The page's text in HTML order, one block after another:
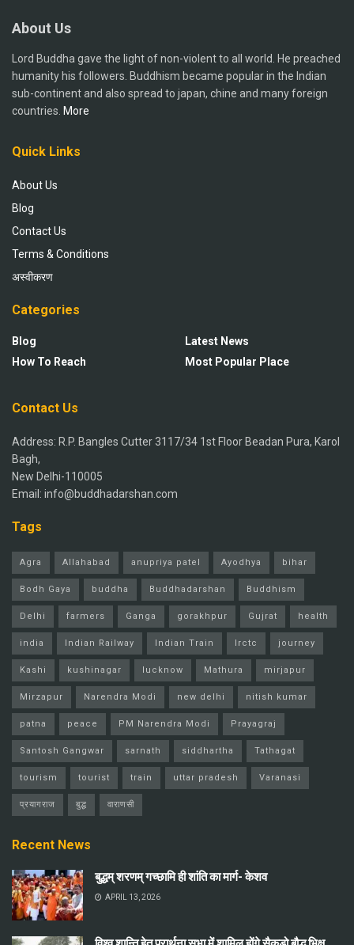
About Us
Lord Buddha gave the light of non-violent to all world. He preached
humanity his followers. Buddhism became popular in the Indian
sub-continent and also spread to japan, chine and many foreign
countries. More
Quick Links
About Us
Blog
Contact Us
Terms & Conditions
अस्वीकरण
Categories
Blog
How To Reach
Latest News
Most Popular Place
Contact Us
Address: R.P. Bangles Cutter 3117/34 1st Floor Beadan Pura, Karol
Bagh,
New Delhi-110005
Email: info@buddhadarshan.com
Tags
Agra Allahabad anupriya patel Ayodhya bihar
Bodh Gaya buddha Buddhadarshan Buddhism
Delhi farmers Ganga gorakhpur Gujrat health
india Indian Railway Indian Train Irctc journey
Kashi kushinagar lucknow Mathura mirjapur
Mirzapur Narendra Modi new delhi nitish kumar
patna peace PM Narendra Modi Prayagraj
Santosh Gangwar sarnath siddhartha Tathagat
tourism tourist train uttar pradesh Varanasi
प्रयागराज बुद्ध वाराणसी
Recent News
बुद्धम् शरणम् गच्छामि ही शांति का मार्ग- केशव
APRIL 13, 2026